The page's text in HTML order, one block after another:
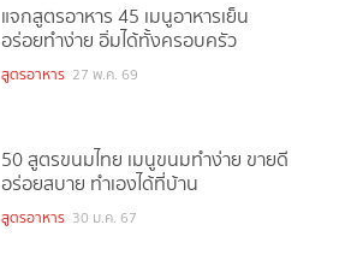
แจกสูตรอาหาร 45 เมนูอาหารเย็น
อร่อยทำง่าย อิ่มได้ทั้งครอบครัว
สูตรอาหาร 27 พ.ค. 69
50 สูตรขนมไทย เมนูขนมทำง่าย ขายดี
อร่อยสบาย ทำเองได้ที่บ้าน
สูตรอาหาร 30 ม.ค. 67